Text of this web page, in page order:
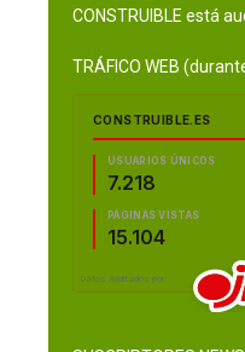
CONSTRUIBLE está
TRÁFICO WEB